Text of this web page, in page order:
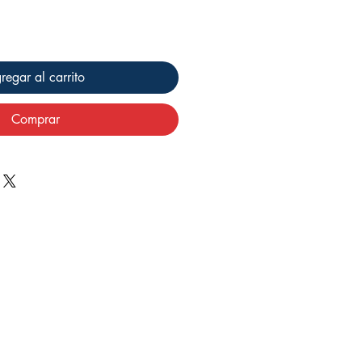
al carrito
Comprar